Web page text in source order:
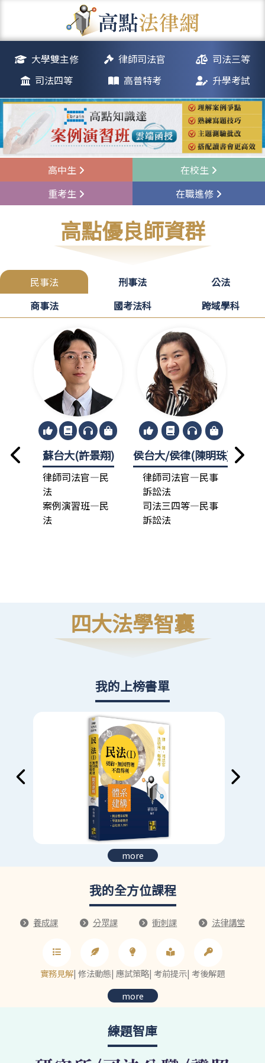
大學雙主修 律師司法官
司法三等
司法四等
高普特考 升學考試
高中生
在校生
重考生
在職進修
高點優良師資群
民事法 刑事法
公法
商事法
國考法科 跨域學科
蘇台大(許景翔)
律師司法官—民
法
案例演習班—民
法
侯台大/侯律(陳明珠)
律師司法官—民事
訴訟法
司法三四等—民事
訴訟法
龍政
四大法學智囊
我的上榜書單
more
我的全方位課程
養成課 分眾課 衝刺課 法律講堂
實務見解| 修法動態| 應試策略| 考前提示| 考後解題
more
練題智庫